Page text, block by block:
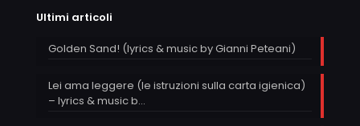
Ultimi articoli
Golden Sand! (lyrics & music by Gianni Peteani)
Lei ama leggere (le istruzioni sulla carta igienica)
– lyrics & music b…